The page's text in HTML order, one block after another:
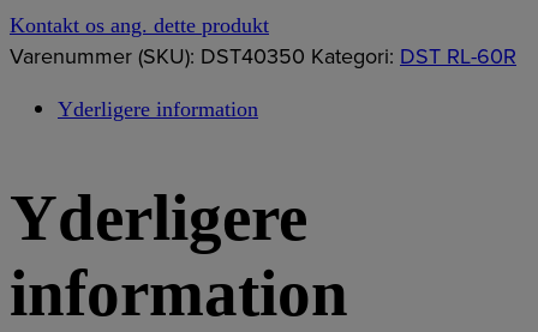
Kontakt os ang. dette produkt
Varenummer (SKU): DST40350 Kategori: DST RL-60R
Yderligere information
Yderligere
information